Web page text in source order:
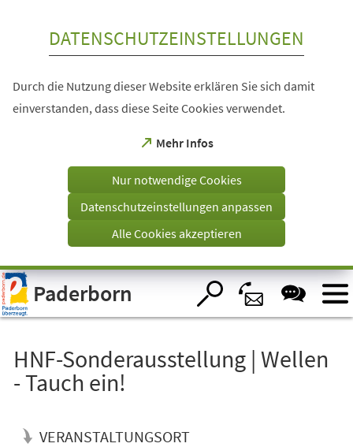
Visuelle
Assistenzsoftware
öffnen.
DATENSCHUTZEINSTELLUNGEN
Durch die Nutzung dieser Website erklären Sie sich damit
einverstanden, dass diese Seite Cookies verwendet.
Mehr Infos
(Öffnet
einem
Tab)
Nur notwendige Cookies
Datenschutzeinstellungen anpassen
Alle Cookies akzeptieren
Paderborn
HNF-Sonderausstellung | Wellen
- Tauch ein!
VERANSTALTUNGSORT